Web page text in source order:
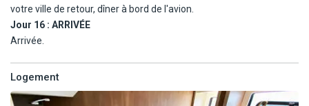
votre ville de retour, dîner à bord de l'avion.
Jour 16 : ARRIVÉE
Arrivée.
Logement